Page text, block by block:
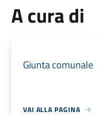
A cura di
Giunta comunale
VAI ALLA PAGINA